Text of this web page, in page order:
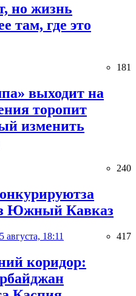
но жизнь
там, где это
181
выходит на
торопит
изменить
240
Южный Кавказ
августа, 18:11 417
коридор: